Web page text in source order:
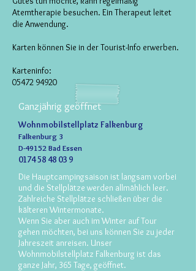
Atemtherapie besuchen. Ein Therapeut leitet
die Anwendung.
Karten können Sie in der Tourist-Info erwerben.
Karteninfo:
05472 94920
Ganzjährig geöffnet
Wohnmobilstellplatz Falkenburg
Falkenburg 3
D-49152 Bad Essen
0174 58 48 03 9
Die Hauptcampingsaison ist langsam vorbei
und die Stellplätze werden allmählich leer.
Zahlreiche Stellplätze schließen über die
kälteren Wintermonate.
Wenn Sie aber auch im Winter auf Tour
gehen möchten, bei uns können Sie zu jeder
Jahreszeit anreisen. Unser
Wohnmobilstellplatz Falkenburg ist das
ganze Jahr, 365 Tage, geöffnet.